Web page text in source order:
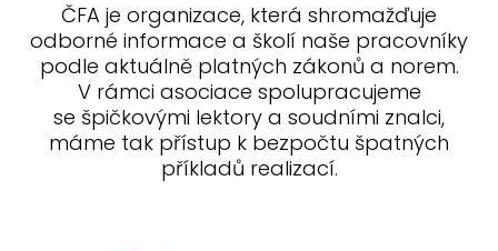
ČFA je organizace, která shromažďuje
odborné informace a školí naše pracovníky
podle aktuálně platných zákonů a norem.
V rámci asociace spolupracujeme
se špičkovými lektory a soudními znalci,
máme tak přístup k bezpočtu špatných
příkladů realizací.